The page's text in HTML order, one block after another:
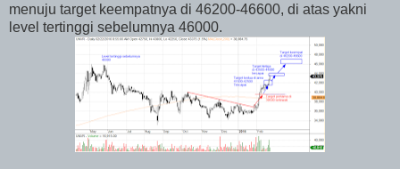
menuju target keempatnya di 46200-46600, di atas yakni
level tertinggi sebelumnya 46000.